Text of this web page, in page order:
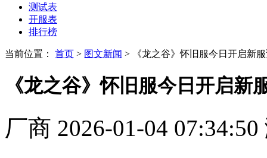
测试表
开服表
排行榜
当前位置： 首页 > 图文新闻 > 《龙之谷》怀旧服今日开启新
《龙之谷》怀旧服今日开启
厂商 2026-01-04 07:34:50